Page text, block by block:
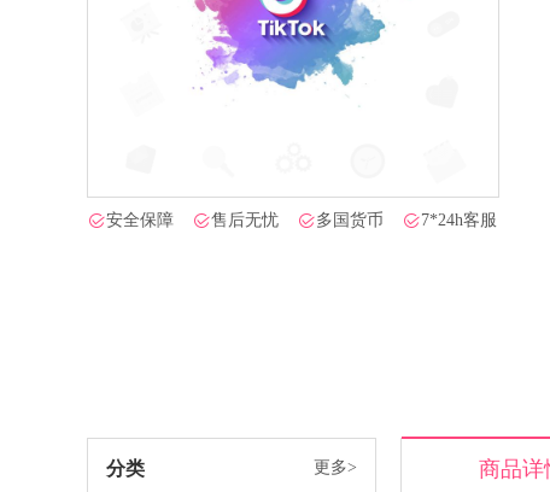
安全保障 售后无忧 多国货币 7*24h客服
分类 更多> 商品详